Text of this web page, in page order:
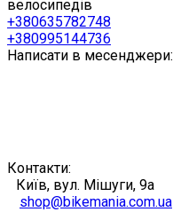
велосипедів
+380635782748
+380995144736
Написати в месенджери:
Контакти:
Київ, вул. Мішуги, 9а
shop@bikemania.com.ua